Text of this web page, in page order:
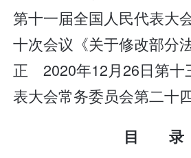
第十一届全国人民代表大
十次会议《关于修改部分
正 2020年12月26日第十
表大会常务委员会第二十
目 录